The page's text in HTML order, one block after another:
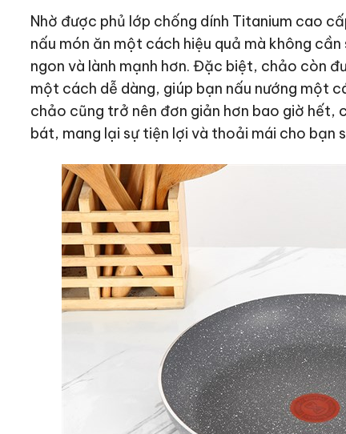
Nhờ được phủ lớp chống dính Titanium cao
nấu món ăn một cách hiệu quả mà không
ngon và lành mạnh hơn. Đặc biệt, chảo còn
một cách dễ dàng, giúp bạn nấu nướng một
chảo cũng trở nên đơn giản hơn bao giờ
bát, mang lại sự tiện lợi và thoải mái cho bạn